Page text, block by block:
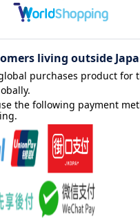
本格開始し、
タートし、
と高配当銘柄の長期投資を組み
で資産を増やした軌跡を、
データとともに紹介します。
ら
てきたのか？
っかけから、
に増やした
の手順」
向いているかを知る
うなキーワード（テーマ）を決
をリストアップする
を「安いとき（逆張り）」に買
本格開始し、
円を築き上げた
ょる子氏、待望の初著書！
」データベースより
資産４億円超！片腕に赤ちゃん
１０００万円を稼ぐ！資産４億
で稼ぐ「４つの手順」。マクロ
向いているかを知る。テーマの
ーワード（テーマ）を決める。
業種をリストアップする。トッ